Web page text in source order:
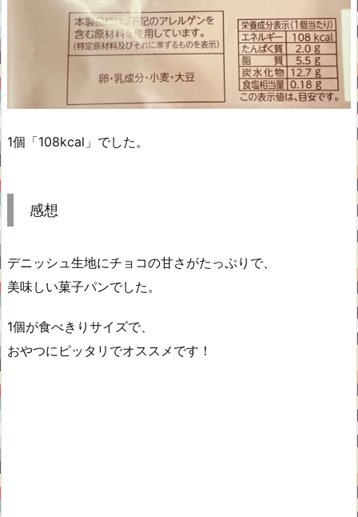
1個「108kcal」でした。
感想
デニッシュ生地にチョコの甘さがたっぷりで、
美味しい菓子パンでした。
1個が食べきりサイズで、
おやつにピッタリでオススメです！